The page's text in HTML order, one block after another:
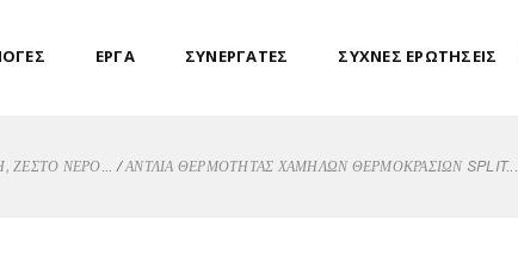
ΕΡΓΑ ΣΥΝΕΡΓΑΤΕΣ ΣΥΧΝΕΣ ΕΡΩΤΗΣΕΙΣ
ΖΕΣΤΌ ΝΕΡΌ... /ΑΝΤΛΙΑ ΘΕΡΜΟΤΗΤΑΣ ΧΑΜΗΛΩΝ ΘΕΡΜΟΚΡΑΣΙΩΝ SPLIT...